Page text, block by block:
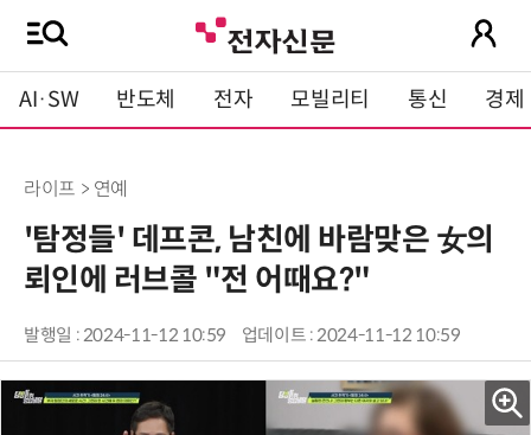
AI·SW 반도체 전자 모빌리티 통신 경제
라이프 > 연예
'탐정들' 데프콘, 남친에 바람맞은 女의
뢰인에 러브콜 "전 어때요?"
발행일 : 2024-11-12 10:59 업데이트 : 2024-11-12 10:59